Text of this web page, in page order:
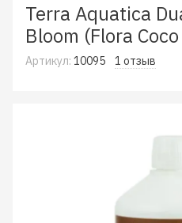
Terra Aquatica
Bloom (Flora
Артикул: 10095 1 отзыв